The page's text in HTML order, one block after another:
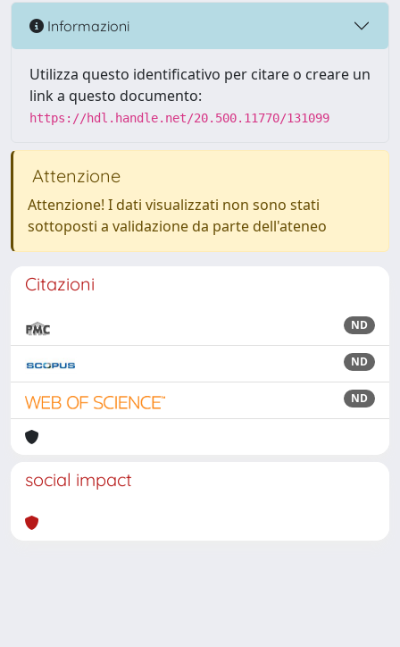
Informazioni
Utilizza questo identificativo per citare o creare un
link a questo documento:
https://hdl.handle.net/20.500.11770/131099
Attenzione
Attenzione! I dati visualizzati non sono stati
sottoposti a validazione da parte dell'ateneo
Citazioni
ND
ND
ND
social impact